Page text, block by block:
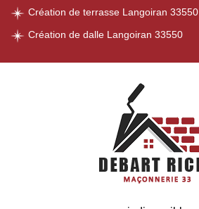
Création de terrasse Langoiran 33550
Création de dalle Langoiran 33550